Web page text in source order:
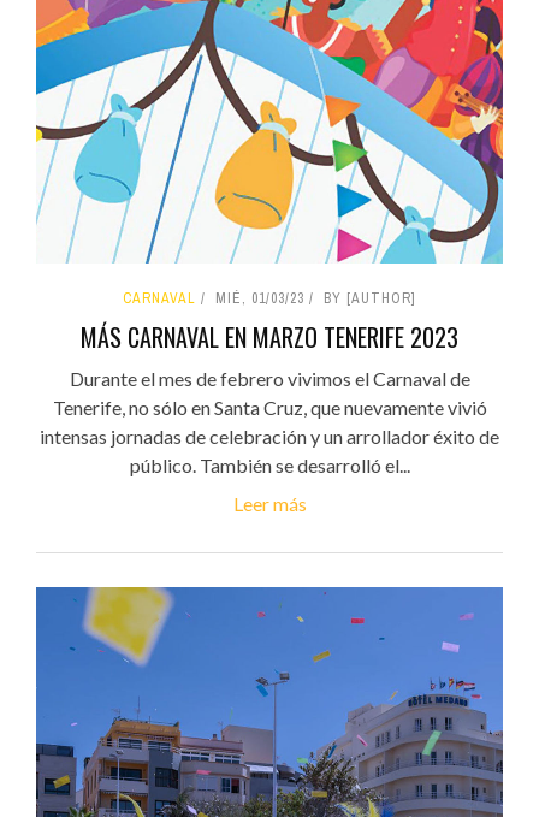
CARNAVAL MIÉ, 01/03/23 BY [AUTHOR]
MÁS CARNAVAL EN MARZO TENERIFE 2023
Durante el mes de febrero vivimos el Carnaval de
Tenerife, no sólo en Santa Cruz, que nuevamente vivió
intensas jornadas de celebración y un arrollador éxito de
público. También se desarrolló el...
Leer más